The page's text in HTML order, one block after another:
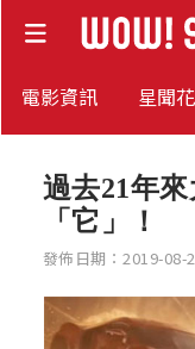
電影資訊 星聞
過去21年
「它」！
發佈日期：2019-08-